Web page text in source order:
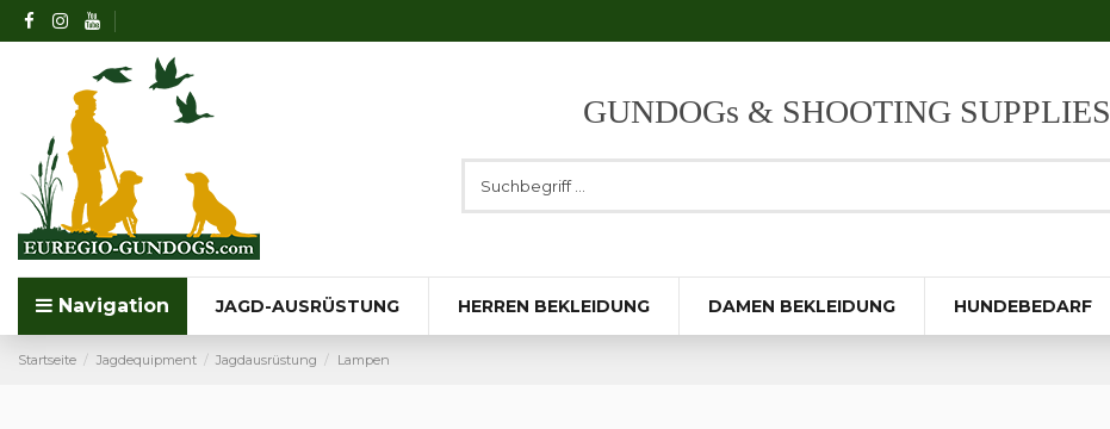
GUNDOGs & SHOOTING SUPPLIES
Navigation JAGD-AUSRÜSTUNG HERREN BEKLEIDUNG DAMEN BEKLEIDUNG HUNDEBEDARF
Startseite Jagdequipment Jagdausrüstung Lampen